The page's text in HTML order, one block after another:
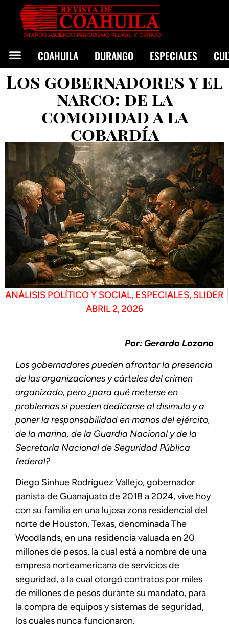
COAHUILA DURANGO ESPECIALES
Los gobernadores y el
narco: de la
comodidad a la
cobardía
ANÁLISIS POLÍTICO Y SOCIAL, ESPECIALES, SLIDER
ABRIL 2, 2026
Por: Gerardo Lozano
Los gobernadores pueden afrontar la presencia
de las organizaciones y cárteles del crimen
organizado, pero ¿para qué meterse en
problemas si pueden dedicarse al disimulo y a
poner la responsabilidad en manos del ejército,
de la marina, de la Guardia Nacional y de la
Secretaría Nacional de Seguridad Pública
federal?
Diego Sinhue Rodríguez Vallejo, gobernador
panista de Guanajuato de 2018 a 2024, vive hoy
con su familia en una lujosa zona residencial del
norte de Houston, Texas, denominada The
Woodlands, en una residencia valuada en 20
millones de pesos, la cual está a nombre de una
empresa norteamericana de servicios de
seguridad, a la cual otorgó contratos por miles
de millones de pesos durante su mandato, para
la compra de equipos y sistemas de seguridad,
los cuales nunca funcionaron.